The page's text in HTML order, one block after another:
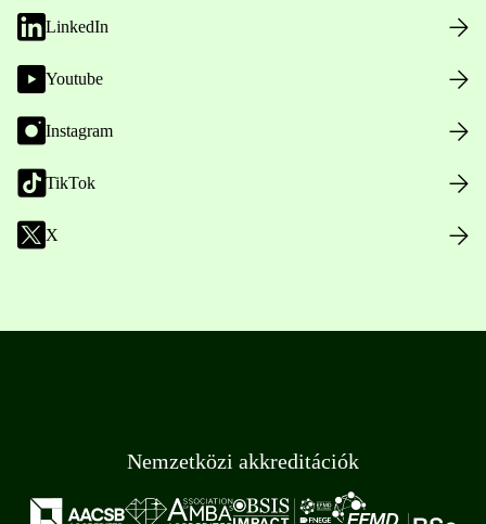
LinkedIn
Youtube
Instagram
TikTok
X
Nemzetközi akkreditációk